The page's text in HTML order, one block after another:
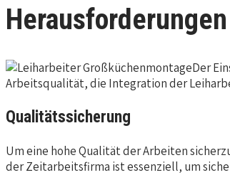
Der
Arbeitsqualität, die Integration der
Qualitätssicherung
Um eine hohe Qualität der Arbeiten
der Zeitarbeitsfirma ist essenziell, um